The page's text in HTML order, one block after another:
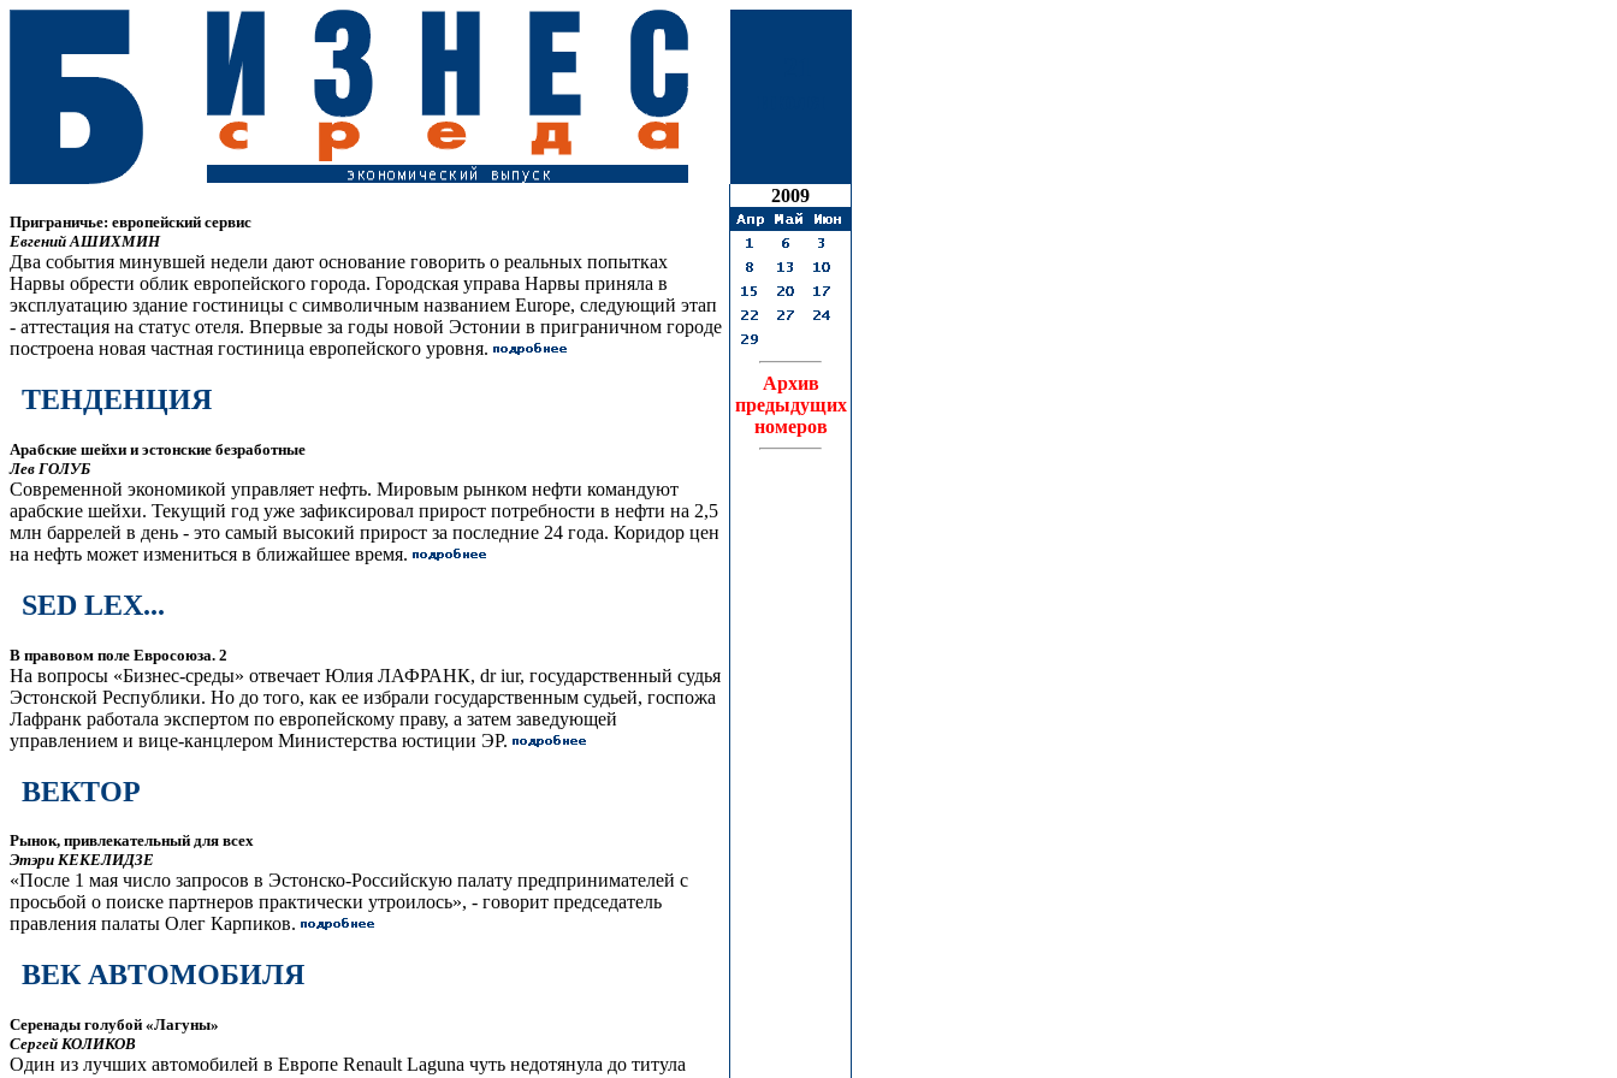
Приграничье: европейский сервис
Евгений АШИХМИН
Два события минувшей недели дают основание говорить о реальных попытках
Нарвы обрести облик европейского города. Городская управа Нарвы приняла в
эксплуатацию здание гостиницы с символичным названием Europe, следующий этап
- аттестация на статус отеля. Впервые за годы новой Эстонии в приграничном городе
построена новая частная гостиница европейского уровня.
ТЕНДЕНЦИЯ
Арабские шейхи и эстонские безработные
Лев ГОЛУБ
Современной экономикой управляет нефть. Мировым рынком нефти командуют
арабские шейхи. Текущий год уже зафиксировал прирост потребности в нефти на 2,5
млн баррелей в день - это самый высокий прирост за последние 24 года. Коридор цен
на нефть может измениться в ближайшее время.
SED LEX...
В правовом поле Евросоюза. 2
На вопросы «Бизнес-среды» отвечает Юлия ЛАФРАНК, dr iur, государственный судья
Эстонской Республики. Но до того, как ее избрали государственным судьей, госпожа
Лафранк работала экспертом по европейскому праву, а затем заведующей
управлением и вице-канцлером Министерства юстиции ЭР.
ВЕКТОР
Рынок, привлекательный для всех
Этэри КЕКЕЛИДЗЕ
«После 1 мая число запросов в Эстонско-Российскую палату предпринимателей с
просьбой о поиске партнеров практически утроилось», - говорит председатель
правления палаты Олег Карпиков.
ВЕК АВТОМОБИЛЯ
Серенады голубой «Лагуны»
Сергей КОЛИКОВ
Один из лучших автомобилей в Европе Renault Laguna чуть недотянула до титула
2009
Архив
предыдущих
номеров